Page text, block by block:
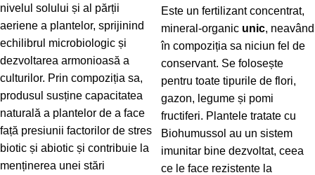
nivelul solului și al părții
aeriene a plantelor, sprijinind
echilibrul microbiologic și
dezvoltarea armonioasă a
culturilor. Prin compoziția sa,
produsul susține capacitatea
naturală a plantelor de a face
față presiunii factorilor de stres
biotic și abiotic și contribuie la
menținerea unei stări
Este un fertilizant concentrat,
mineral-organic unic, neavând
în compoziția sa niciun fel de
conservant. Se folosește
pentru toate tipurile de flori,
gazon, legume și pomi
fructiferi. Plantele tratate cu
Biohumussol au un sistem
imunitar bine dezvoltat, ceea
ce le face rezistente la